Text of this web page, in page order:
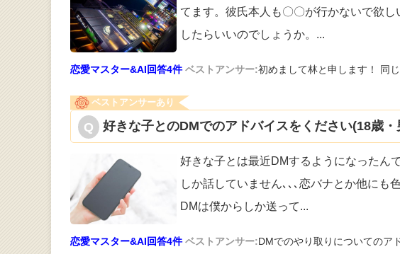
てます。彼氏本人も〇〇が行かないで欲
したらいいのでしょうか。 ...
恋愛マスター&AI回答4件 ベストアンサー:初めまして林と申します！ 同
ベストアンサーあり
好きな子とのDMでのアドバイスをください(18歳・
好きな子とは最近DMするようになったん
しか話してい ません､､､恋バナとか他にも
DMは僕からしか送って...
恋愛マスター&AI回答4件 ベストアンサー:DMでのやり取りについてのア